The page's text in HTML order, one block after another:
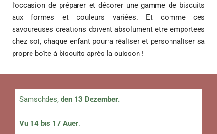
l’occasion de préparer et décorer une gamme de biscuits
aux formes et couleurs variées. Et comme ces
savoureuses créations doivent absolument être emportées
chez soi, chaque enfant pourra réaliser et personnaliser sa
propre boîte à biscuits après la cuisson !
Samschdes, den 13 Dezember.
Vu 14 bis 17 Auer.